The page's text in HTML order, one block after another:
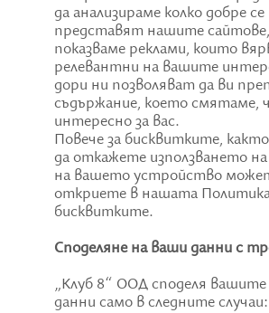
да анализираме колко добре се
представят нашите сайтове,
показваме реклами, които
релевантни на вашите
дори ни позволяват да ви
съдържание, което смятаме,
интересно за вас.
Повече за бисквитките,
да откажете използването
на вашето устройство
откриете в нашата
бисквитките.
Споделяне на ваши данни с
„Клуб 8“ ООД споделя вашите
данни само в следните случаи: